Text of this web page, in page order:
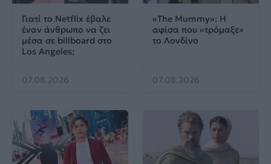
Γιατί το Netflix έβαλε
έναν άνθρωπο να ζει
μέσα σε billboard στο
Los Angeles;
07.08.2026
«The Mummy»: Η
αφίσα που «τρόμαξε»
το Λονδίνο
07.08.2026